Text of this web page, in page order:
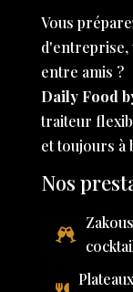
Vous
d'entreprise,
entre amis ?
Daily Food
traiteur
et toujours à
Nos